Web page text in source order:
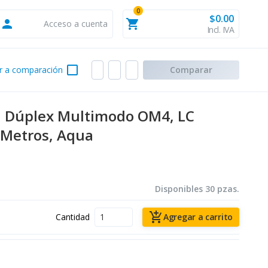
person Acceso a cuenta shopping_cart
0
$0.00
Incl. IVA
check_box_outline_blank
a comparación Comparar
Multimodo OM4, LC
Aqua
Disponibles 30 pzas.
Cantidad add_shopping_cartAgregar a carrito